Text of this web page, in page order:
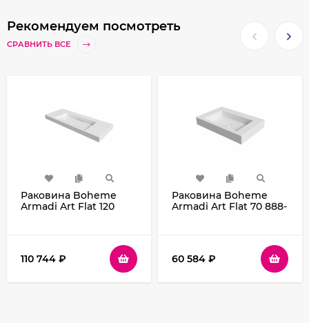
Рекомендуем посмотреть
СРАВНИТЬ ВСЕ
Раковина Boheme
Armadi Art Flat 120
110 744 ₽
Раковина Boheme
Armadi Art Flat 70 888-
60 584 ₽